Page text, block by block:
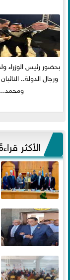
بحضور رئيس الوزراء
ورجال الدولة..
ومحمد...
الأكثر